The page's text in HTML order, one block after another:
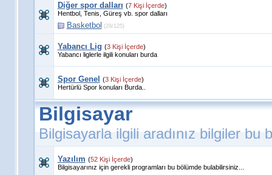
Diğer spor dalları (7 Kişi İçerde)
Hentbol, Tenis, Güreş vb. spor dalları
Basketbol (29/125)
Yabancı Lig (3 Kişi İçerde)
Yabancı liglerle ilgili konuları burda
Spor Genel (3 Kişi İçerde)
Hertürlü Spor konuları Burda..
Bilgisayar
Bilgisayarla ilgili aradınız bilgiler bu
Yazılım (52 Kişi İçerde)
Bilgisayarınız için gerekli programları bu bölümde bulabilirsiniz...